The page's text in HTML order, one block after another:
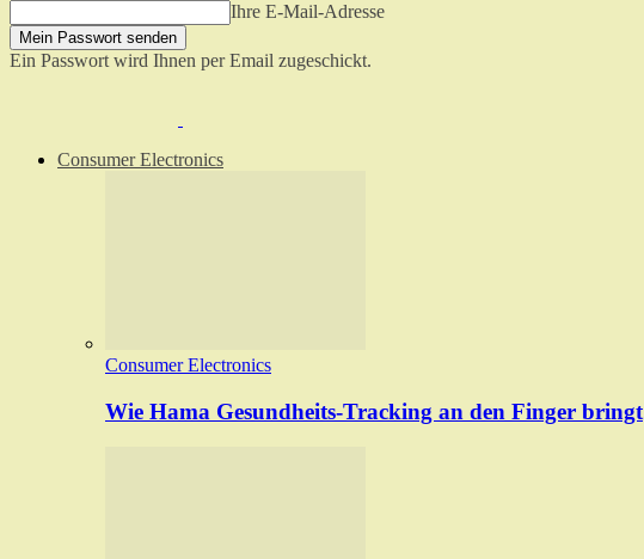
Ihre E-Mail-Adresse
Ein Passwort wird Ihnen per Email zugeschickt.
Consumer Electronics
Consumer Electronics
Wie Hama Gesundheits-Tracking an den Finger bringt